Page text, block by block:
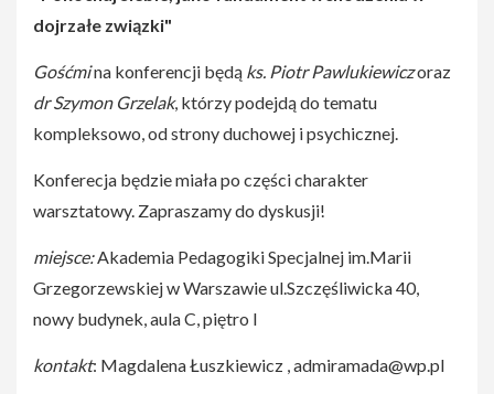
dojrzałe związki"
Gośćmina konferencji będą ks. Piotr Pawlukiewiczoraz
dr Szymon Grzelak, którzy podejdą do tematu
kompleksowo, od strony duchowej i psychicznej.
Konferecja będzie miała po części charakter
warsztatowy. Zapraszamy do dyskusji!
miejsce:Akademia Pedagogiki Specjalnej im.Marii
Grzegorzewskiej w Warszawie ul.Szczęśliwicka 40,
nowy budynek, aula C, piętro I
kontakt: Magdalena Łuszkiewicz ,admiramada@wp.pl